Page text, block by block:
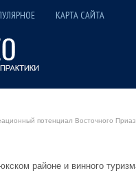
КАРТА САЙТА
потенциал Восточного
районе и винного